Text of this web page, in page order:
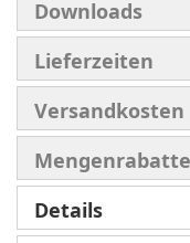
Downloads
Lieferzeiten
Versandkosten
Mengenrabatte
Details